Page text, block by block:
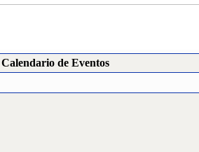
Calendario de Eventos